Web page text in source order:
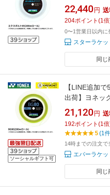
BGXB65-2 バ
22,440 円
204ポイント (1
0〜1営業日以内に
スターラケ
同じ
ソーシャルギフト可
【LINE追加
出荷】ヨネッ
ング ガット
21,120 円
192ポイント (1
5(1
14時までの注文
エバーラケ
同じ